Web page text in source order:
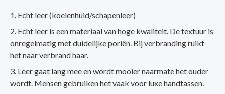
Echt leer (koeienhuid/schapenleer)
Echt leer is een materiaal van hoge kwaliteit. De textuur is
onregelmatig met duidelijke poriën. Bij verbranding ruikt
het naar verbrand haar.
Leer gaat lang mee en wordt mooier naarmate het ouder
wordt. Mensen gebruiken het vaak voor luxe handtassen.